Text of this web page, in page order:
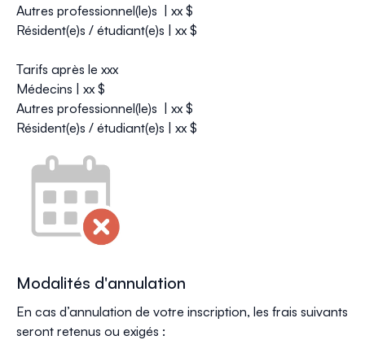
Autres professionnel(le)s | xx $
Résident(e)s / étudiant(e)s | xx $
Tarifs après le xxx
Médecins | xx $
Autres professionnel(le)s | xx $
Résident(e)s / étudiant(e)s | xx $
Modalités d'annulation
En cas d’annulation de votre inscription, les frais suivants
seront retenus ou exigés :